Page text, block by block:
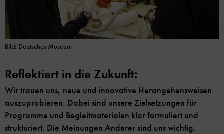
Bild: Deutsches Museum
Reflektiert in die Zukunft:
Wir trauen uns, neue und innovative Herangehensweisen
auszuprobieren. Dabei sind unsere Zielsetzungen für
Programme und Begleitmaterialen klar formuliert und
strukturiert. Die Meinungen Anderer sind uns wichtig.